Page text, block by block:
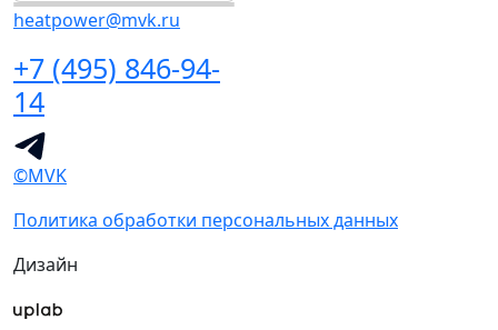
heatpower@mvk.ru
+7 (495) 846-94-
14
©MVK
Политика обработки персональных данных
Дизайн